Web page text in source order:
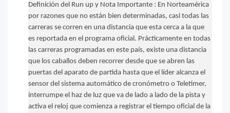
Definición del Run up y Nota Importante : En Norteamérica
por razones que no están bien determinadas, casi todas las
carreras se corren en una distancia que esta cerca a la que
es reportada en el programa oficial. Prácticamente en todas
las carreras programadas en este país, existe una distancia
que los caballos deben recorrer desde que se abren las
puertas del aparato de partida hasta que el líder alcanza el
sensor del sistema automático de cronómetro o Teletimer,
interrumpe el haz de luz que va de lado a lado de la pista y
activa el reloj que comienza a registrar el tiempo oficial de la